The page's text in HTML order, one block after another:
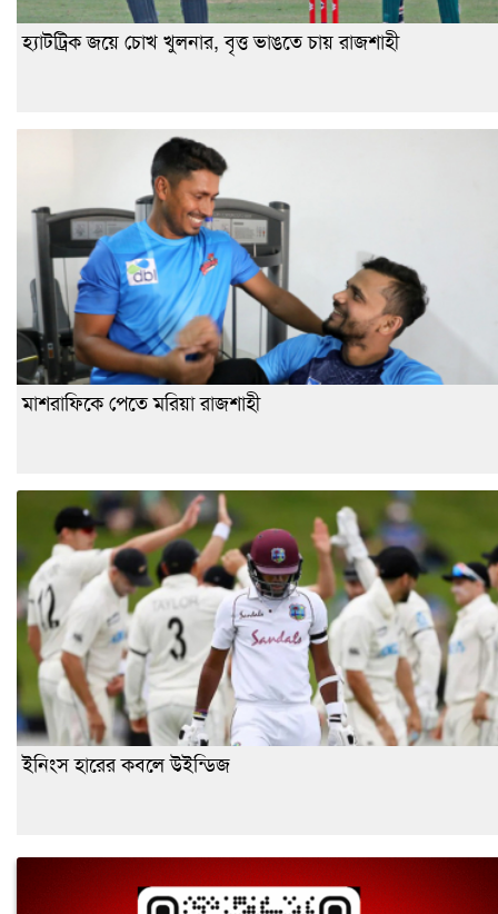
হ্যাটট্রিক জয়ে চোখ খুলনার, বৃত্ত ভাঙতে চায় রাজশাহী
মাশরাফিকে পেতে মরিয়া রাজশাহী
ইনিংস হারের কবলে উইন্ডিজ